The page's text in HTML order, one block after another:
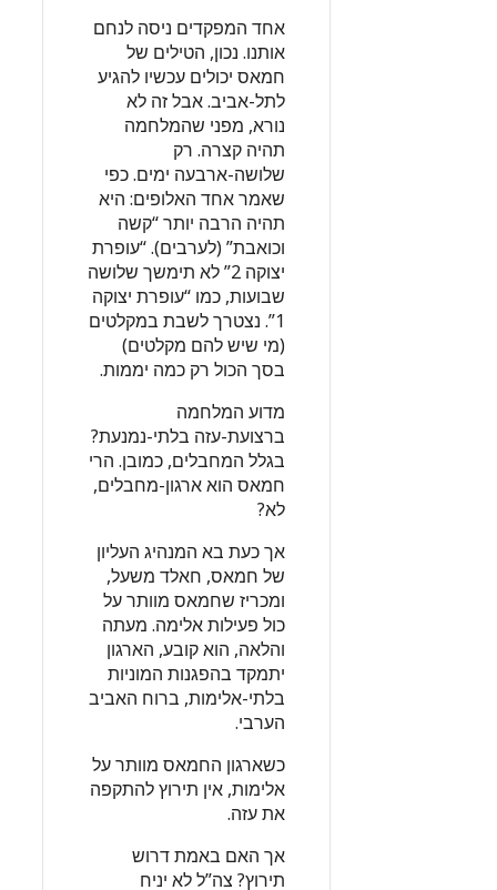
אחד המפקדים ניסה לנחם
אותנו. נכון, הטילים של
חמאס יכולים עכשיו להגיע
לתל-אביב. אבל זה לא
נורא, מפני שהמלחמה
תהיה קצרה. רק
שלושה-ארבעה ימים. כפי
שאמר אחד האלופים: היא
תהיה הרבה יותר “קשה
וכואבת” (לערבים). “עופרת
יצוקה 2” לא תימשך שלושה
שבועות, כמו “עופרת יצוקה
1”. נצטרך לשבת במקלטים
(מי שיש להם מקלטים)
בסך הכול רק כמה יממות.
מדוע המלחמה
ברצועת-עזה בלתי-נמנעת?
בגלל המחבלים, כמובן. הרי
חמאס הוא ארגון-מחבלים,
לא?
אך כעת בא המנהיג העליון
של חמאס, חאלד משעל,
ומכריז שחמאס מוותר על
כול פעילות אלימה. מעתה
והלאה, הוא קובע, הארגון
יתמקד בהפגנות המוניות
בלתי-אלימות, ברוח האביב
הערבי.
כשארגון החמאס מוותר על
אלימות, אין תירוץ להתקפה
את עזה.
אך האם באמת דרוש
תירוץ? צה”ל לא יניח